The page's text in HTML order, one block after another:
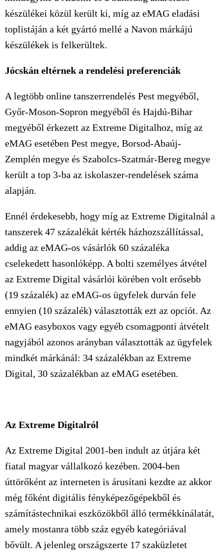
készülékei közül került ki, míg az eMAG eladási
toplistáján a két gyártó mellé a Navon márkájú
készülékek is felkerültek.
Jócskán eltérnek a rendelési preferenciák
A legtöbb online tanszerrendelés Pest megyéből,
Győr-Moson-Sopron megyéből és Hajdú-Bihar
megyéből érkezett az Extreme Digitalhoz, míg az
eMAG esetében Pest megye, Borsod-Abaúj-
Zemplén megye és Szabolcs-Szatmár-Bereg megye
került a top 3-ba az iskolaszer-rendelések száma
alapján.
Ennél érdekesebb, hogy míg az Extreme Digitalnál a
tanszerek 47 százalékát kérték házhozszállítással,
addig az eMAG-os vásárlók 60 százaléka
cselekedett hasonlóképp. A bolti személyes átvétel
az Extreme Digital vásárlói körében volt erősebb
(19 százalék) az eMAG-os ügyfelek durván fele
ennyien (10 százalék) választották ezt az opciót. Az
eMAG easyboxos vagy egyéb csomagponti átvételt
nagyjából azonos arányban választották az ügyfelek
mindkét márkánál: 34 százalékban az Extreme
Digital, 30 százalékban az eMAG esetében.
Az Extreme Digitalról
Az Extreme Digital 2001-ben indult az útjára két
fiatal magyar vállalkozó kezében. 2004-ben
úttörőként az interneten is árusítani kezdte az akkor
még főként digitális fényképezőgépekből és
számítástechnikai eszközökből álló termékkínálatát,
amely mostanra több száz egyéb kategóriával
bővült. A jelenleg országszerte 17 szaküzletet